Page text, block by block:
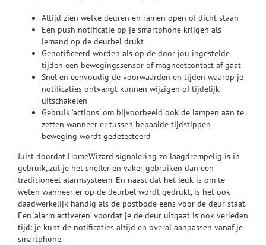
Altijd zien welke deuren en ramen open of dicht staan
Een push notificatie op je smartphone krijgen als
iemand op de deurbel drukt
Genotificeerd worden als op de door jou ingestelde
tijden een bewegingssensor of magneetcontact af gaat
Snel en eenvoudig de voorwaarden en tijden waarop je
notificaties ontvangt kunnen wijzigen of tijdelijk
uitschakelen
Gebruik ‘actions’ om bijvoorbeeld ook de lampen aan te
zetten wanneer er tussen bepaalde tijdstippen
beweging wordt gedetecteerd
Juist doordat HomeWizard signalering zo laagdrempelig is in
gebruik, zul je het sneller en vaker gebruiken dan een
traditioneel alarmsysteem. En naast dat het leuk is om te
weten wanneer er op de deurbel wordt gedrukt, is het ook
daadwerkelijk handig als de postbode eens voor de deur staat.
Een ‘alarm activeren’ voordat je de deur uitgaat is ook verleden
tijd: je kunt de notificaties altijd en overal aanpassen vanaf je
smartphone.